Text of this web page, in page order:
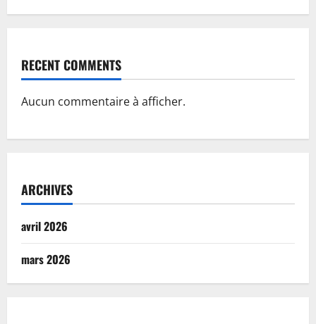
RECENT COMMENTS
Aucun commentaire à afficher.
ARCHIVES
avril 2026
mars 2026